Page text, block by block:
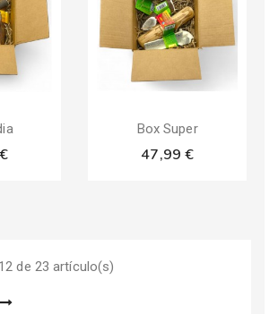
Box Super
47,99 €
de 23 artículo(s)